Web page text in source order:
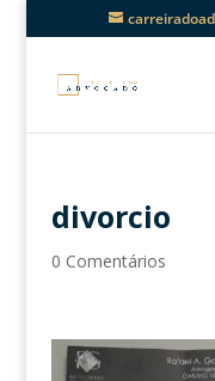
divorcio
0 Comentários